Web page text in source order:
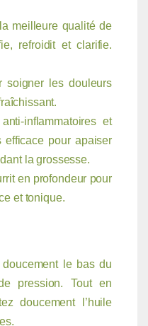
meilleure qualité de
refroidit et clarifie.
les douleurs
inflammatoires et
efficace pour apaiser
la grossesse.
en profondeur pour
et tonique.
le bas du
pression. Tout en
doucement l’huile